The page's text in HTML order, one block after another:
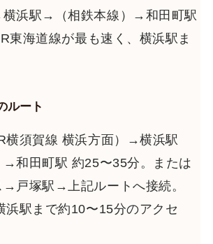
浜駅→（相鉄本線）→和田町駅
東海道線が最も速く、横浜駅ま
ルート
須賀線 横浜方面）→横浜駅
和田町駅 約25〜35分。または
戸塚駅→上記ルートへ接続。
浜駅まで約10〜15分のアクセ